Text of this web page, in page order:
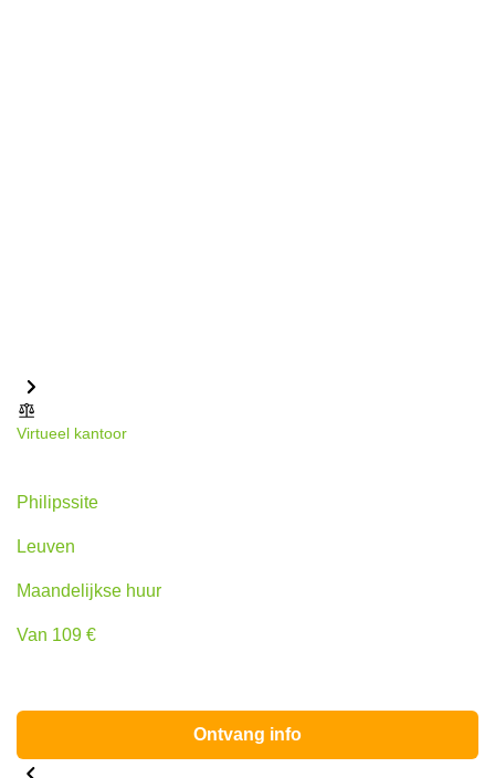
Virtueel kantoor
Philipssite
Leuven
Maandelijkse huur
Van 109 €
Ontvang info